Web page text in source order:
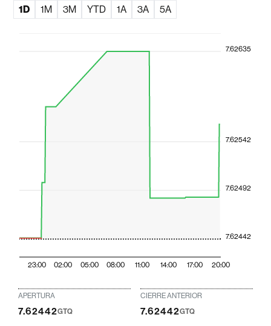
1D 1M 3M YTD 1A 3A 5A
23:00 02:00 05:00 08:00 11:00 14:00 17:00 20:00
7.62442
7.62492
7.62542
7.62635
APERTURA
7.62442GTQ
CIERRE ANTERIOR
7.62442GTQ